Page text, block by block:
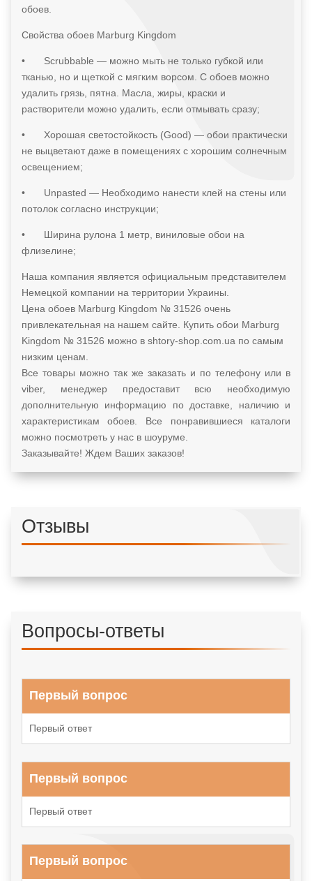
обоев.
Свойства обоев Marburg Kingdom
•
Scrubbable — можно мыть не только губкой или
тканью, но и щеткой с мягким ворсом. С обоев можно
удалить грязь, пятна. Масла, жиры, краски и
растворители можно удалить, если отмывать сразу;
•
Хорошая светостойкость (Good) — обои практически
не выцветают даже в помещениях с хорошим солнечным
освещением;
•
Unpasted — Необходимо нанести клей на стены или
потолок согласно инструкции;
•
Ширина рулона 1 метр, виниловые обои на
флизелине;
Наша компания является официальным представителем
Немецкой компании на территории Украины.
Цена обоев Marburg Kingdom № 31526 очень
привлекательная на нашем сайте. Купить обои Marburg
Kingdom № 31526 можно в shtory-shop.com.ua по самым
низким ценам.
Все товары можно так же заказать и по телефону или в
viber, менеджер предоставит всю необходимую
дополнительную информацию по доставке, наличию и
характеристикам обоев. Все понравившиеся каталоги
можно посмотреть у нас в шоуруме.
Заказывайте! Ждем Ваших заказов!
Отзывы
Вопросы-ответы
Первый вопрос
Первый ответ
Первый вопрос
Первый ответ
Первый вопрос